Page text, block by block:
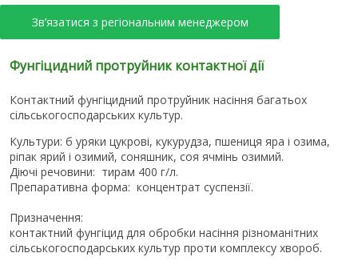
Зв’язатися з регіональним менеджером
Фунгіцидний протруйник контактної дії
Контактний фунгіцидний протруйник насіння багатьох
сільськогосподарських культур.
Культури: б уряки цукрові, кукурудза, пшениця яра і озима,
ріпак ярий і озимий, соняшник, соя ячмінь озимий.
Діючі речовини: тирам 400 г/л.
Препаративна форма: концентрат суспензії.
Призначення:
контактний фунгіцид для обробки насіння різноманітних
сільськогосподарських культур проти комплексу хвороб.